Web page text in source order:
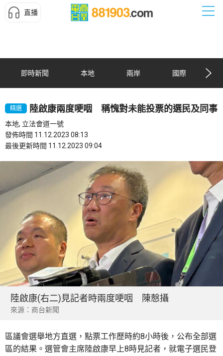
直播
即時新聞 本地 兩岸 國際
精選 陸啟康兩度哽咽 稱愧對未能投票的選民及同事
本地, 立法會道一號
發佈時間 11.12.2023 08:13
最後更新時間 11.12.2023 09:04
陸啟康(右二)見記者時兩度哽咽 陳慤攝
來源：商台新聞
區議會選舉地方直選，點票工作歷時約8小時後，公布全部選
區的結果。選管會主席陸啟康早上8時見記者，就電子選民登